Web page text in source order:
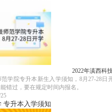
2022年滇西科
范学院专升本新生入学须知，8月27-28
错过，要在规定时间内报名。
专升本入学须知